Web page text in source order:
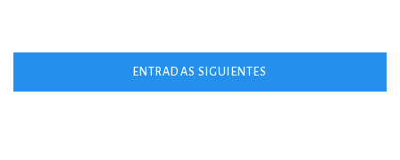
k
NavegaciónENTRADAS SIGUIENTES